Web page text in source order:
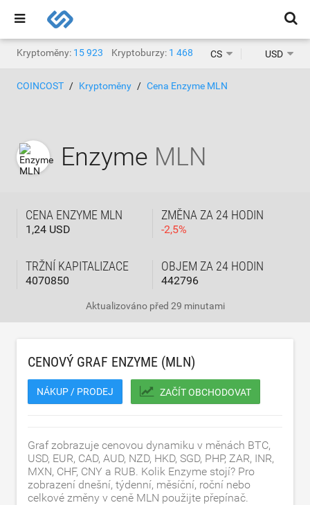
Kryptoměny: 15 923 Kryptoburzy: 1 468 CS USD
COINCOST Kryptoměny Cena Enzyme MLN
Enzyme MLN
CENA ENZYME MLN
1,24 USD
ZMĚNA ZA 24 HODIN
-2,5%
TRŽNÍ KAPITALIZACE
4070850
OBJEM ZA 24 HODIN
442796
Aktualizováno před 29 minutami
CENOVÝ GRAF ENZYME (MLN)
NÁKUP / PRODEJ ZAČÍT OBCHODOVAT
Graf zobrazuje cenovou dynamiku v měnách BTC,
USD, EUR, CAD, AUD, NZD, HKD, SGD, PHP, ZAR, INR,
MXN, CHF, CNY a RUB. Kolik Enzyme stojí? Pro
zobrazení dnešní, týdenní, měsíční, roční nebo
celkové změny v ceně MLN použijte přepínač.